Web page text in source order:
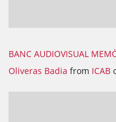
BANC AUDIOVISUAL
Oliveras Badia from ICAB